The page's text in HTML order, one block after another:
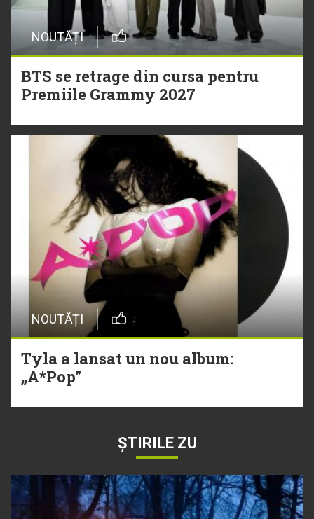
NOUTĂȚI
BTS se retrage din cursa pentru
Premiile Grammy 2027
NOUTĂȚI
Tyla a lansat un nou album:
„A*Pop”
ȘTIRILE ZU